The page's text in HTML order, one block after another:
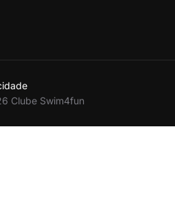
Clube Swim4fun